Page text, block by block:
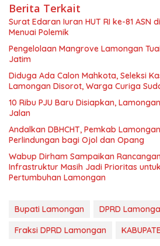
Berita Terkait
Surat Edaran Iuran HUT RI ke-81 ASN
Menuai Polemik
Pengelolaan Mangrove Lamongan
Jatim
Diduga Ada Calon Mahkota, Seleksi
Lamongan Disorot, Warga Curiga
10 Ribu PJU Baru Disiapkan,
Jalan
Andalkan DBHCHT, Pemkab
Perlindungan bagi Ojol dan Opang
Wabup Dirham Sampaikan Rancangan
Infrastruktur Masih Jadi Prioritas
Pertumbuhan Lamongan
Bupati Lamongan
DPRD
Fraksi DPRD Lamongan